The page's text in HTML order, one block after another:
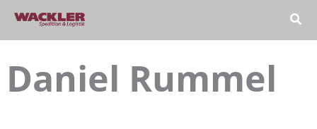
Zum
Daniel Rummel